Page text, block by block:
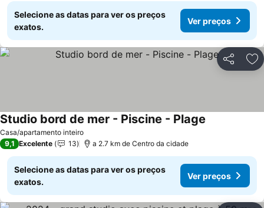
Selecione as datas para ver os preços
exatos.
Ver preços
Partilhar
Casa/apartamento inteiro
Studio bord de mer - Piscine - Plage
9,1 Excelente 13 a 2.7 km de Centro da cidade
Selecione as datas para ver os preços
exatos.
Ver preços